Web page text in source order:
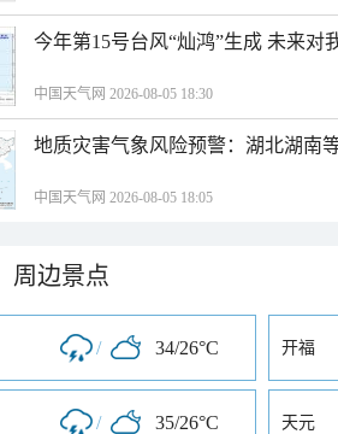
今年第15号台风“灿鸿”生成 未来对
中国天气网 2026-08-05 18:30
地质灾害气象风险预警：湖北湖南
中国天气网 2026-08-05 18:05
周边景点
/ 34/26°C 开福
/ 35/26°C 天元